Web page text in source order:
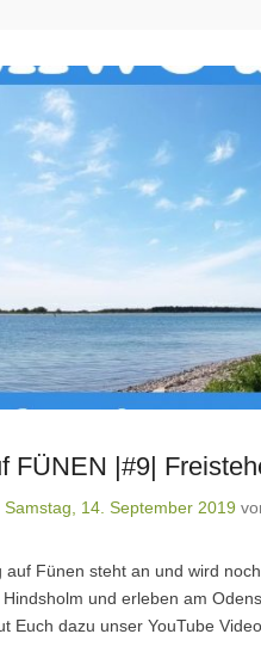
FÜNEN |#9|
Samstag, 14. September 2019
auf Fünen steht an und wird
und erleben am
Euch dazu unser YouTube